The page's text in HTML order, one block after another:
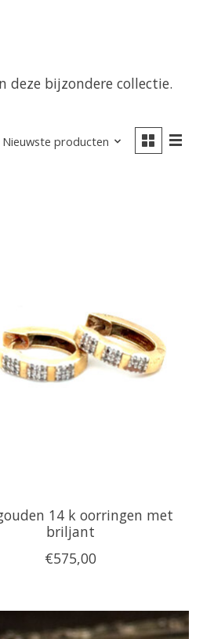
deze bijzondere collectie.
Nieuwste producten
14 k oorringen met
briljant
€575,00